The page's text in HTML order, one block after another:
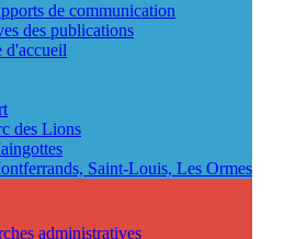
de communication
des publications
d'accueil
des Lions
Saint-Louis, Les Ormes
administratives